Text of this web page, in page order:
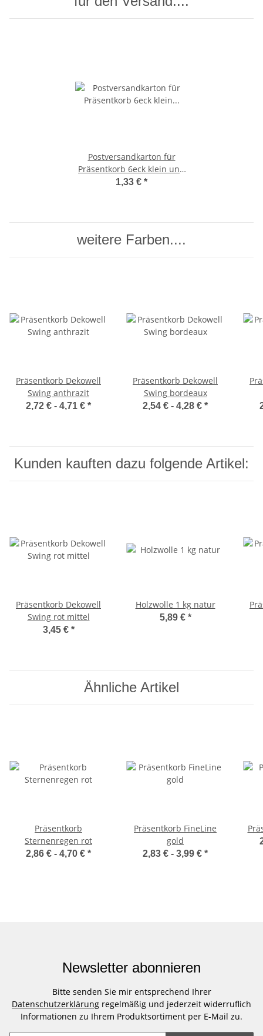
Postversandkarton für
Präsentkorb 6eck klein und
Präsentkorb Royal
1,33 € *
weitere Farben....
Präsentkorb Dekowell
Swing anthrazit
2,72 € - 4,71 € *
Präsentkorb Dekowell
Swing bordeaux
2,54 € - 4,28 € *
Kunden kauften dazu folgende Artikel:
Präsentkorb Dekowell
Swing rot mittel
3,45 € *
Holzwolle 1 kg natur
5,89 € *
Ähnliche Artikel
Präsentkorb
Sternenregen rot
2,86 € - 4,70 € *
Präsentkorb FineLine
gold
2,83 € - 3,99 € *
Newsletter abonnieren
Bitte senden Sie mir entsprechend Ihrer
Datenschutzerklärung regelmäßig und jederzeit widerruflich
Informationen zu Ihrem Produktsortiment per E-Mail zu.